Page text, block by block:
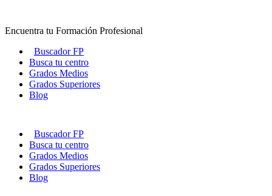
contenido
Encuentra tu Formación Profesional
Buscador FP
Busca tu centro
Grados Medios
Grados Superiores
Blog
Buscador FP
Busca tu centro
Grados Medios
Grados Superiores
Blog